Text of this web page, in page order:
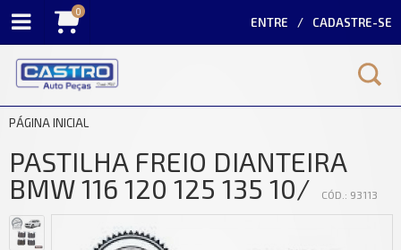
0
ENTRE CADASTRE-SE
PÁGINA INICIAL
PASTILHA FREIO DIANTEIRA
BMW 116 120 125 135 10/
CÓD.: 93113